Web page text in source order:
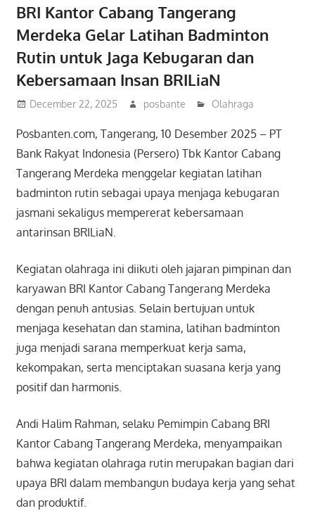
BRI Kantor Cabang Tangerang
Merdeka Gelar Latihan Badminton
Rutin untuk Jaga Kebugaran dan
Kebersamaan Insan BRILiaN
December 22, 2025 posbante Olahraga
Posbanten.com, Tangerang, 10 Desember 2025 – PT
Bank Rakyat Indonesia (Persero) Tbk Kantor Cabang
Tangerang Merdeka menggelar kegiatan latihan
badminton rutin sebagai upaya menjaga kebugaran
jasmani sekaligus mempererat kebersamaan
antarinsan BRILiaN.
Kegiatan olahraga ini diikuti oleh jajaran pimpinan dan
karyawan BRI Kantor Cabang Tangerang Merdeka
dengan penuh antusias. Selain bertujuan untuk
menjaga kesehatan dan stamina, latihan badminton
juga menjadi sarana memperkuat kerja sama,
kekompakan, serta menciptakan suasana kerja yang
positif dan harmonis.
Andi Halim Rahman, selaku Pemimpin Cabang BRI
Kantor Cabang Tangerang Merdeka, menyampaikan
bahwa kegiatan olahraga rutin merupakan bagian dari
upaya BRI dalam membangun budaya kerja yang sehat
dan produktif.